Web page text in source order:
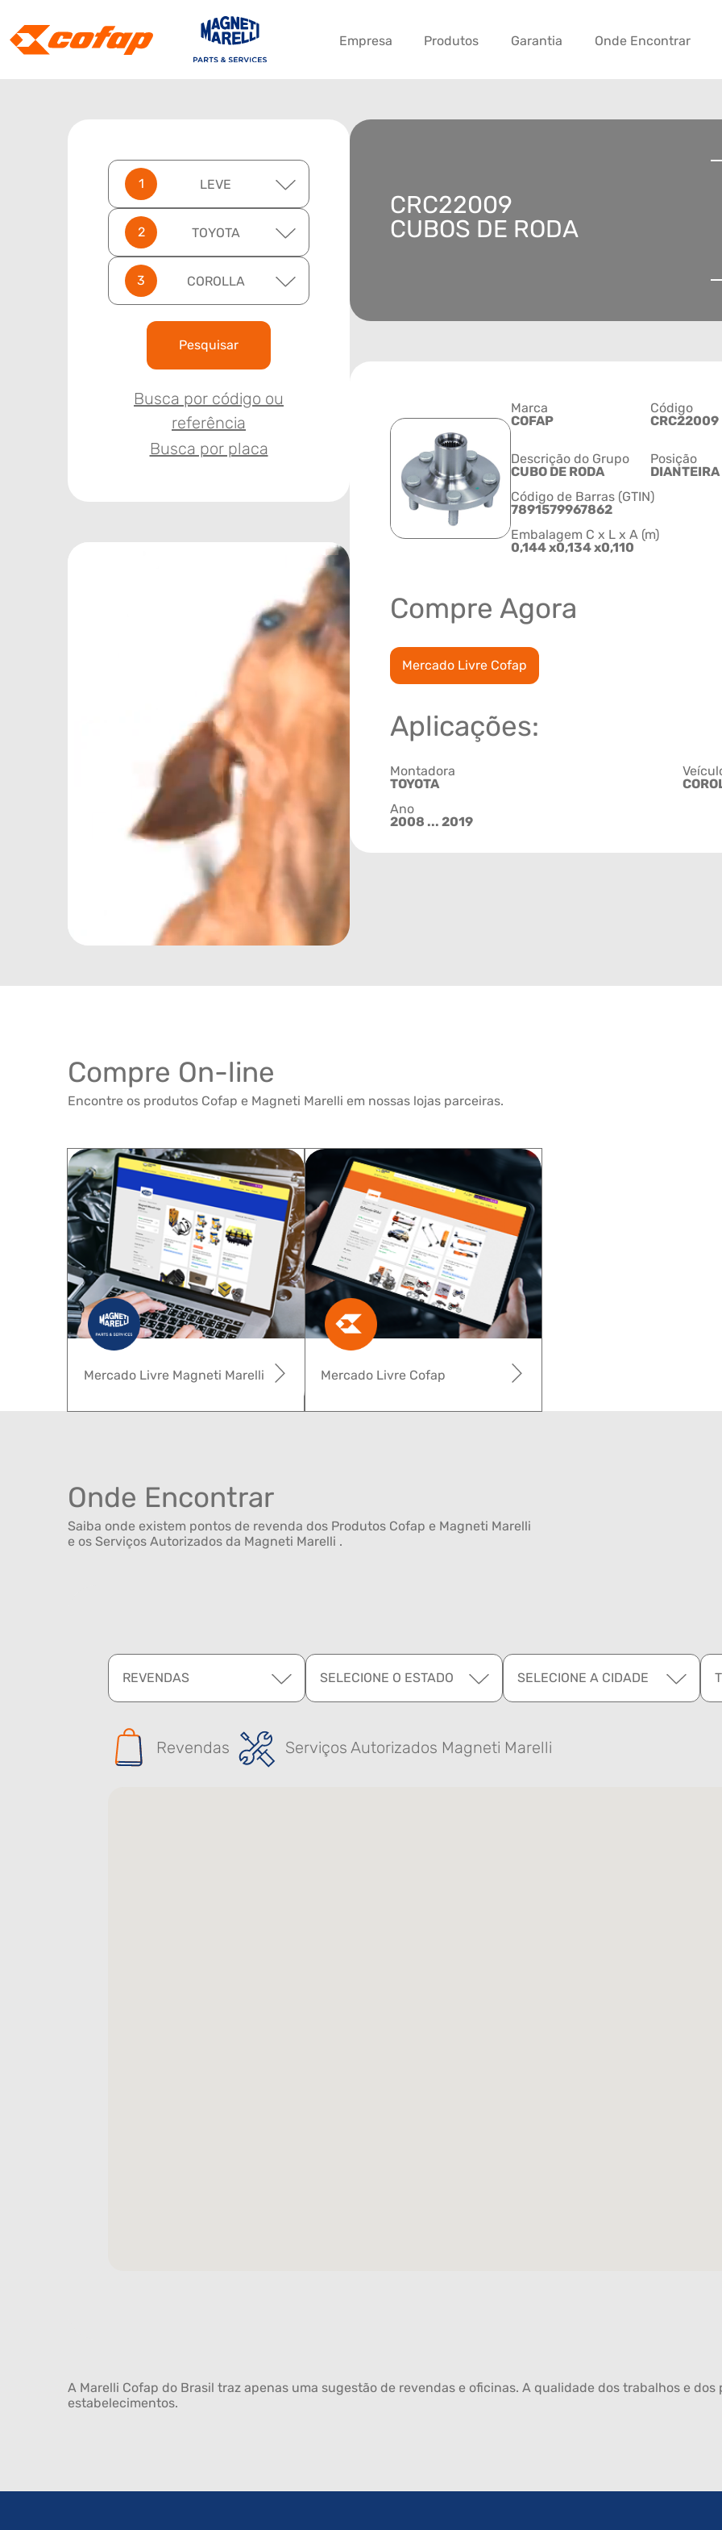
Empresa Produtos Garantia Onde Encontrar
LEVE
TOYOTA
COROLLA
Pesquisar
Busca por código ou
referência
Busca por placa
CRC22009
CUBOS DE RODA
Marca
COFAP
Código
CRC22009
Descrição do Grupo
CUBO DE RODA
Posição
DIANTEIRA
Código de Barras (GTIN)
7891579967862
Embalagem C x L x A (m)
0,144 x0,134 x0,110
Compre Agora
Mercado Livre Cofap
Aplicações:
Montadora
TOYOTA
Ano
2008 ... 2019
Compre On-line
Encontre os produtos Cofap e Magneti Marelli em nossas lojas parceiras.
Mercado Livre Cofap
Mercado Livre Magneti Marelli
Onde Encontrar
Saiba onde existem pontos de revenda dos Produtos Cofap e Magneti Marelli
e os Serviços Autorizados da Magneti Marelli .
REVENDAS SELECIONE O ESTADO SELECIONE A CIDADE
Revendas Serviços Autorizados Magneti Marelli
A Marelli Cofap do Brasil traz apenas uma sugestão de revendas e oficinas. A qualidade dos trabalhos e
estabelecimentos.